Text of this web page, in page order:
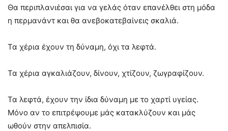
Θα περιπλανιέσαι για να γελάς όταν επανέλθει στη μόδα
η περμανάντ και θα ανεβοκατεβαίνεις σκαλιά.
Τα χέρια έχουν τη δύναμη, όχι τα λεφτά.
Τα χέρια αγκαλιάζουν, δίνουν, χτίζουν, ζωγραφίζουν.
Τα λεφτά, έχουν την ίδια δύναμη με το χαρτί υγείας.
Μόνο αν το επιτρέψουμε μάς κατακλύζουν και μάς
ωθούν στην απελπισία.